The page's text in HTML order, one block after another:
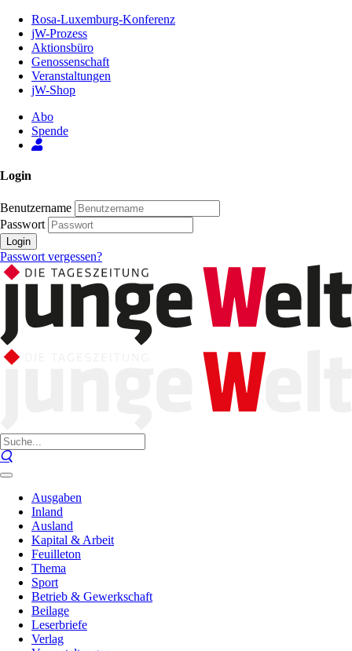
Inhalt
Seite
Rosa-Luxemburg-Konferenz
jW-Prozess
Aktionsbüro
Genossenschaft
Veranstaltungen
jW-Shop
Abo
Spende
Login
Benutzername
Passwort
Login
Passwort vergessen?
Ausgaben
Inland
Ausland
Kapital & Arbeit
Feuilleton
Thema
Sport
Betrieb & Gewerkschaft
Beilage
Leserbriefe
Verlag